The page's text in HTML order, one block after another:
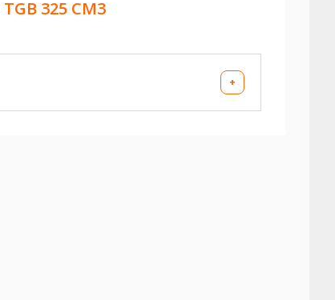
TGB 325 CM3
+